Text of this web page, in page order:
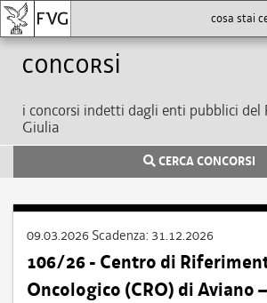
Concorsi
i concorsi indetti dagli enti pubblici del
Giulia
CERCA CONCORSI
09.03.2026 Scadenza: 31.12.2026
106/26 - Centro di
Oncologico (CRO) di Aviano –